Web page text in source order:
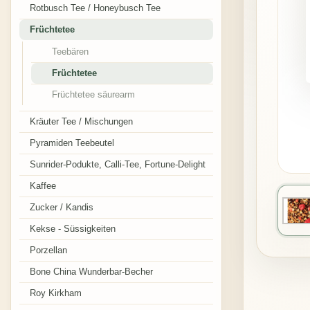
Rotbusch Tee / Honeybusch Tee
Früchtetee
Teebären
Früchtetee
Früchtetee säurearm
Kräuter Tee / Mischungen
Pyramiden Teebeutel
Sunrider-Podukte, Calli-Tee, Fortune-Delight
Kaffee
Zucker / Kandis
Kekse - Süssigkeiten
Porzellan
Bone China Wunderbar-Becher
Roy Kirkham